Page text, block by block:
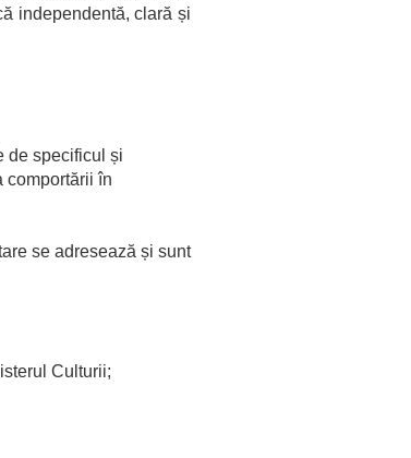
independentă, clară și
de specificul și
comportării în
se adresează și sunt
Culturii;